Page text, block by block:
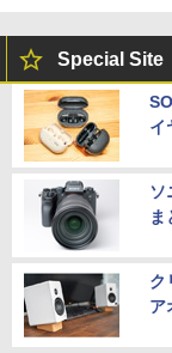
Special Site
イ
ソ
ま
ク
ア